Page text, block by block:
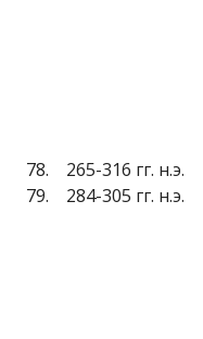
78.
265-316 гг. н.э.
79.
284-305 гг. н.э.